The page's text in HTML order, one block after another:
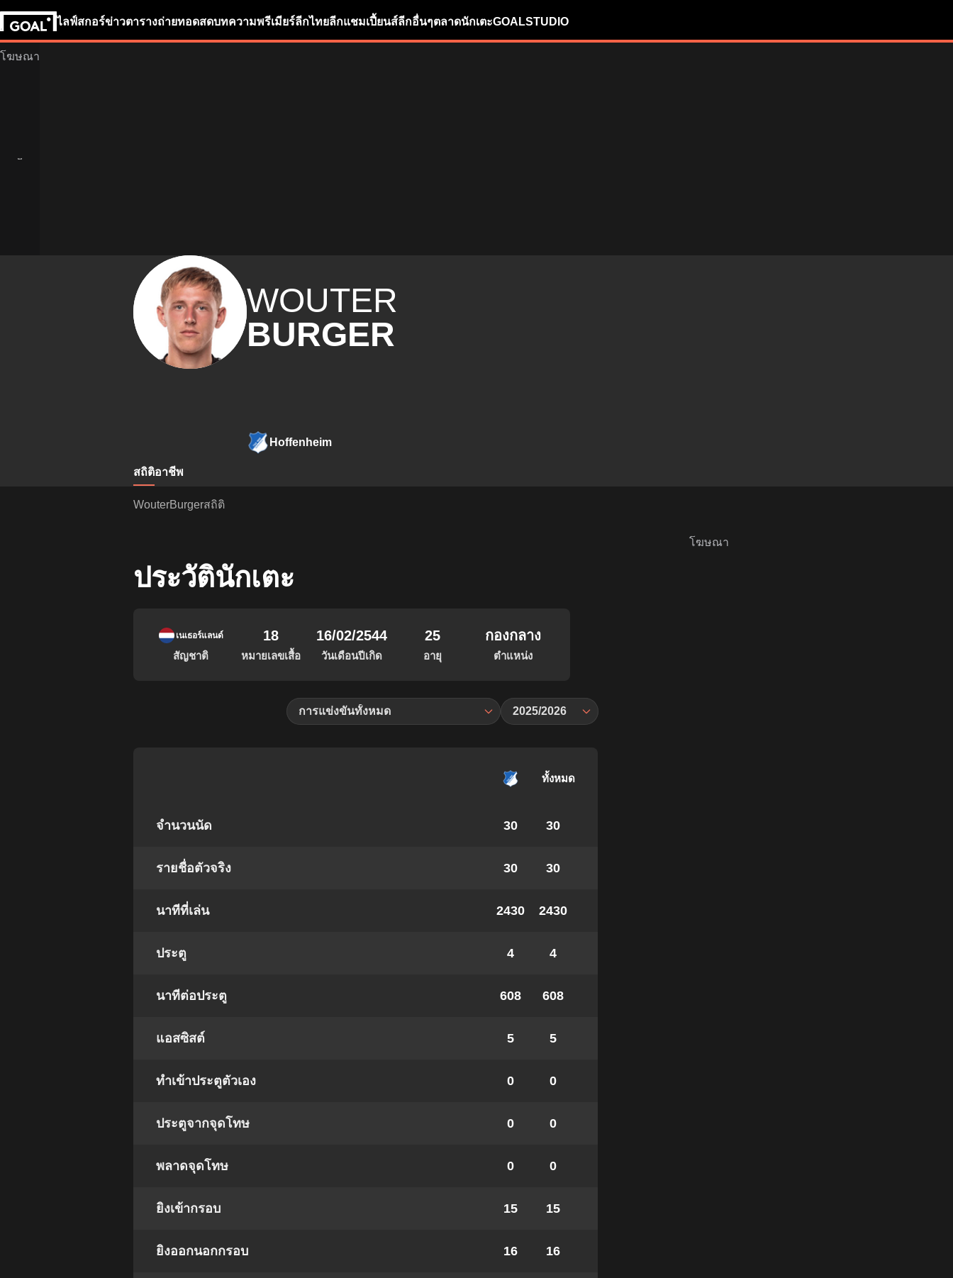
ไลฟ์สกอร์ข่าวตารางถ่ายทอดสดบทความพรีเมียร์ลีกไทยลีกแชมเปี้ยนส์ลีกอื่นๆตลาดนักเตะGOALSTUDIO
WOUTER
BURGER
Hoffenheim
สถิติอาชีพ
WouterBurgerสถิติ
ประวัตินักเตะ
เนเธอร์แลนด์
สัญชาติ
18
หมายเลขเสื้อ
16/02/2544
วันเดือนปีเกิด
25
อายุ
กองกลาง
ตำแหน่ง
การแข่งขันทั้งหมด 2025/2026
ทั้งหมด
จำนวนนัด 30 30
รายชื่อตัวจริง 30 30
นาทีที่เล่น 2430 2430
ประตู 4 4
นาทีต่อประตู 608 608
แอสซิสต์ 5 5
ทําเข้าประตูตัวเอง 0 0
ประตูจากจุดโทษ 0 0
พลาดจุดโทษ 0 0
ยิงเข้ากรอบ 15 15
ยิงออกนอกกรอบ 16 16